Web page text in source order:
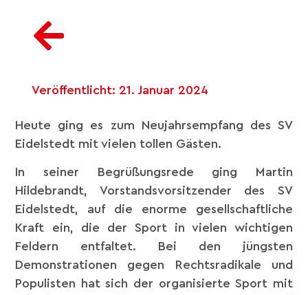
Veröffentlicht: 21. Januar 2024
Heute ging es zum Neujahrsempfang des SV
Eidelstedt mit vielen tollen Gästen.
In seiner Begrüßungsrede ging Martin
Hildebrandt, Vorstandsvorsitzender des SV
Eidelstedt, auf die enorme gesellschaftliche
Kraft ein, die der Sport in vielen wichtigen
Feldern entfaltet. Bei den jüngsten
Demonstrationen gegen Rechtsradikale und
Populisten hat sich der organisierte Sport mit